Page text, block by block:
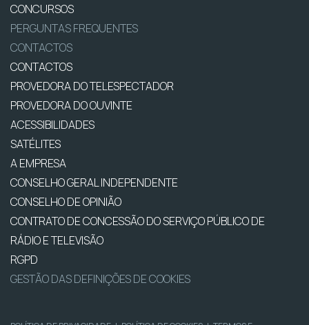
CONCURSOS
PERGUNTAS FREQUENTES
CONTACTOS
CONTACTOS
PROVEDORA DO TELESPECTADOR
PROVEDORA DO OUVINTE
ACESSIBILIDADES
SATÉLITES
A EMPRESA
CONSELHO GERAL INDEPENDENTE
CONSELHO DE OPINIÃO
CONTRATO DE CONCESSÃO DO SERVIÇO PÚBLICO DE
RÁDIO E TELEVISÃO
RGPD
GESTÃO DAS DEFINIÇÕES DE COOKIES